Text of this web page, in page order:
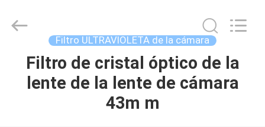
HOGAR
Shadow
Technology
Filtro ULTRAVIOLETA de la cámara
Filtro de cristal óptico de la
lente de la lente de cámara
43m m